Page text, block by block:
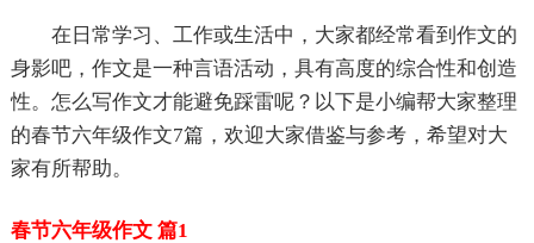
在日常学习、工作或生活中，大家都经常看到作文的
身影吧，作文是一种言语活动，具有高度的综合性和创造
性。怎么写作文才能避免踩雷呢？以下是小编帮大家整理
的春节六年级作文7篇，欢迎大家借鉴与参考，希望对大
家有所帮助。
春节六年级作文 篇1